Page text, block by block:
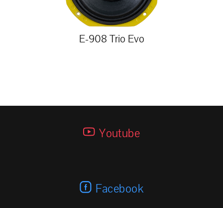
E-908 Trio Evo
Youtube
Facebook